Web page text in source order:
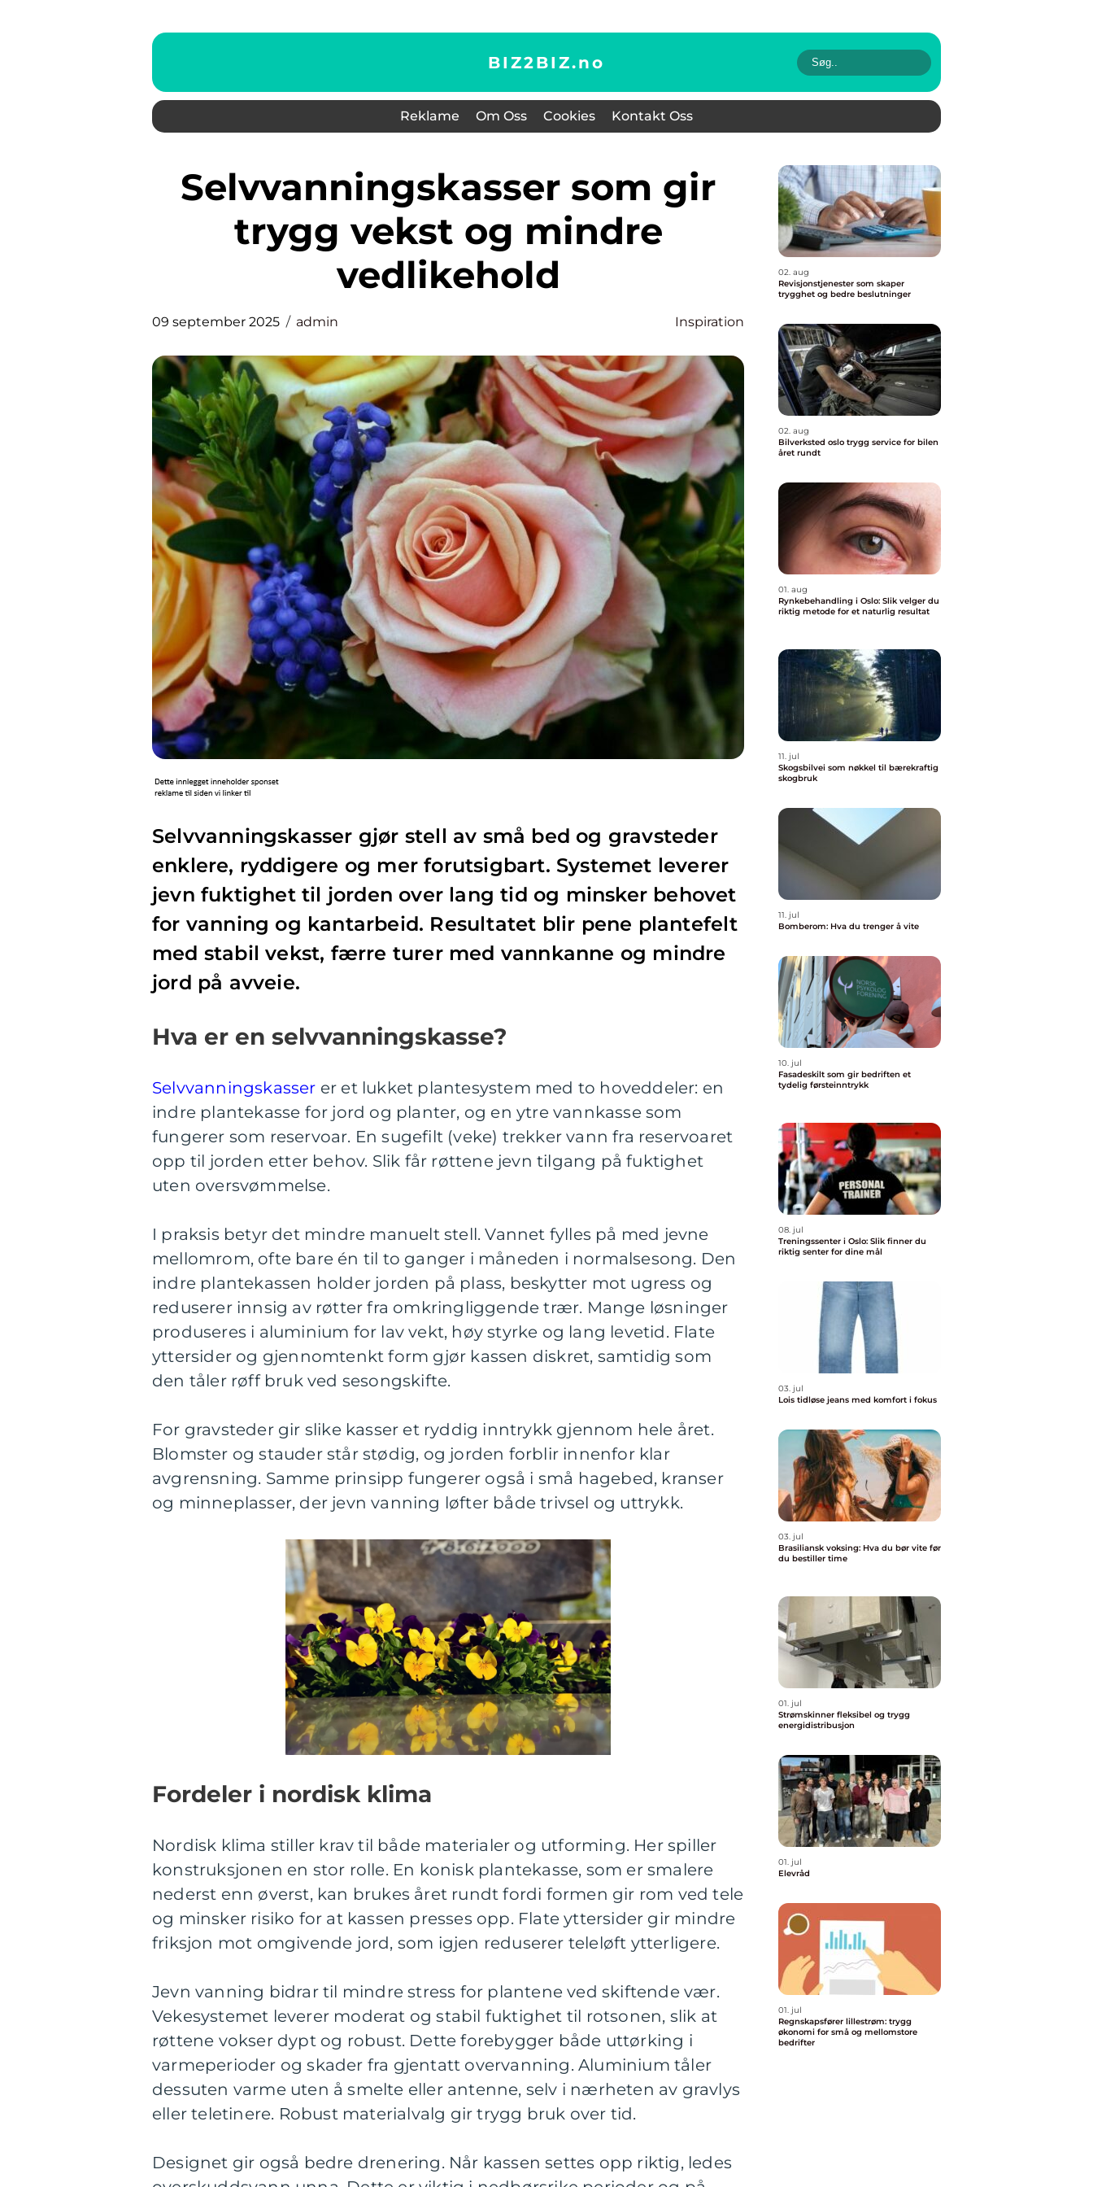
BIZ2BIZ.no
Reklame Om Oss Cookies Kontakt Oss
Selvvanningskasser som gir
trygg vekst og mindre
vedlikehold
09 september 2025 admin Inspiration
Selvvanningskasser gjør stell av små bed og gravsteder
enklere, ryddigere og mer forutsigbart. Systemet leverer
jevn fuktighet til jorden over lang tid og minsker behovet
for vanning og kantarbeid. Resultatet blir pene plantefelt
med stabil vekst, færre turer med vannkanne og mindre
jord på avveie.
Hva er en selvvanningskasse?
Selvvanningskasser er et lukket plantesystem med to hoveddeler: en
indre plantekasse for jord og planter, og en ytre vannkasse som
fungerer som reservoar. En sugefilt (veke) trekker vann fra reservoaret
opp til jorden etter behov. Slik får røttene jevn tilgang på fuktighet
uten oversvømmelse.
I praksis betyr det mindre manuelt stell. Vannet fylles på med jevne
mellomrom, ofte bare én til to ganger i måneden i normalsesong. Den
indre plantekassen holder jorden på plass, beskytter mot ugress og
reduserer innsig av røtter fra omkringliggende trær. Mange løsninger
produseres i aluminium for lav vekt, høy styrke og lang levetid. Flate
yttersider og gjennomtenkt form gjør kassen diskret, samtidig som
den tåler røff bruk ved sesongskifte.
For gravsteder gir slike kasser et ryddig inntrykk gjennom hele året.
Blomster og stauder står stødig, og jorden forblir innenfor klar
avgrensning. Samme prinsipp fungerer også i små hagebed, kranser
og minneplasser, der jevn vanning løfter både trivsel og uttrykk.
Fordeler i nordisk klima
Nordisk klima stiller krav til både materialer og utforming. Her spiller
konstruksjonen en stor rolle. En konisk plantekasse, som er smalere
nederst enn øverst, kan brukes året rundt fordi formen gir rom ved tele
og minsker risiko for at kassen presses opp. Flate yttersider gir mindre
friksjon mot omgivende jord, som igjen reduserer teleløft ytterligere.
Jevn vanning bidrar til mindre stress for plantene ved skiftende vær.
Vekesystemet leverer moderat og stabil fuktighet til rotsonen, slik at
røttene vokser dypt og robust. Dette forebygger både uttørking i
varmeperioder og skader fra gjentatt overvanning. Aluminium tåler
dessuten varme uten å smelte eller antenne, selv i nærheten av gravlys
eller teletinere. Robust materialvalg gir trygg bruk over tid.
Designet gir også bedre drenering. Når kassen settes opp riktig, ledes
02. aug
Revisjonstjenester som skaper
trygghet og bedre beslutninger
02. aug
Bilverksted oslo trygg service for bilen
året rundt
01. aug
Rynkebehandling i Oslo: Slik velger du
riktig metode for et naturlig resultat
11. jul
Skogsbilvei som nøkkel til bærekraftig
skogbruk
11. jul
Bomberom: Hva du trenger å vite
10. jul
Fasadeskilt som gir bedriften et
tydelig førsteinntrykk
08. jul
Treningssenter i Oslo: Slik finner du
riktig senter for dine mål
03. jul
Lois tidløse jeans med komfort i fokus
03. jul
Brasiliansk voksing: Hva du bør vite før
du bestiller time
01. jul
Strømskinner fleksibel og trygg
energidistribusjon
01. jul
Elevråd
01. jul
Regnskapsfører lillestrøm: trygg
økonomi for små og mellomstore
bedrifter